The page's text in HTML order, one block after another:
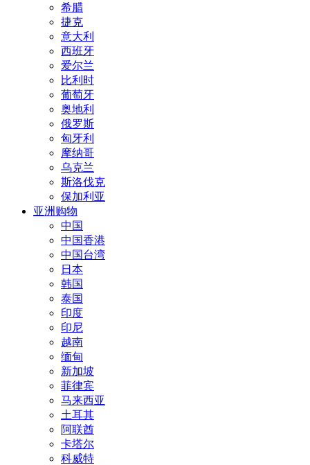
希腊
捷克
意大利
西班牙
爱尔兰
比利时
葡萄牙
奥地利
俄罗斯
匈牙利
摩纳哥
乌克兰
斯洛伐克
保加利亚
亚洲购物
中国
中国香港
中国台湾
日本
韩国
泰国
印度
印尼
越南
缅甸
新加坡
菲律宾
马来西亚
土耳其
阿联酋
卡塔尔
科威特